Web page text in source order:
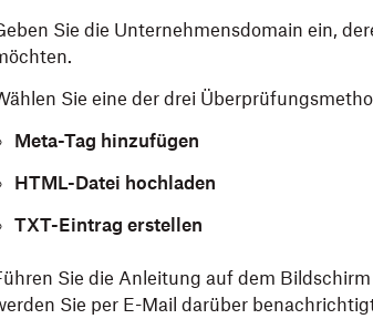
Sie die Unternehmensdomain ein,
Sie eine der drei
Meta-Tag hinzufügen
HTML-Datei hochladen
TXT-Eintrag erstellen
Sie die Anleitung auf dem
Sie per E-Mail darüber